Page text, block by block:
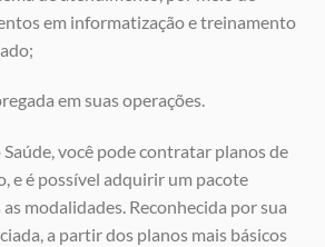
em informatização e treinamento
em suas operações.
você pode contratar planos de
e é possível adquirir um pacote
modalidades. Reconhecida por sua
a partir dos planos mais básicos